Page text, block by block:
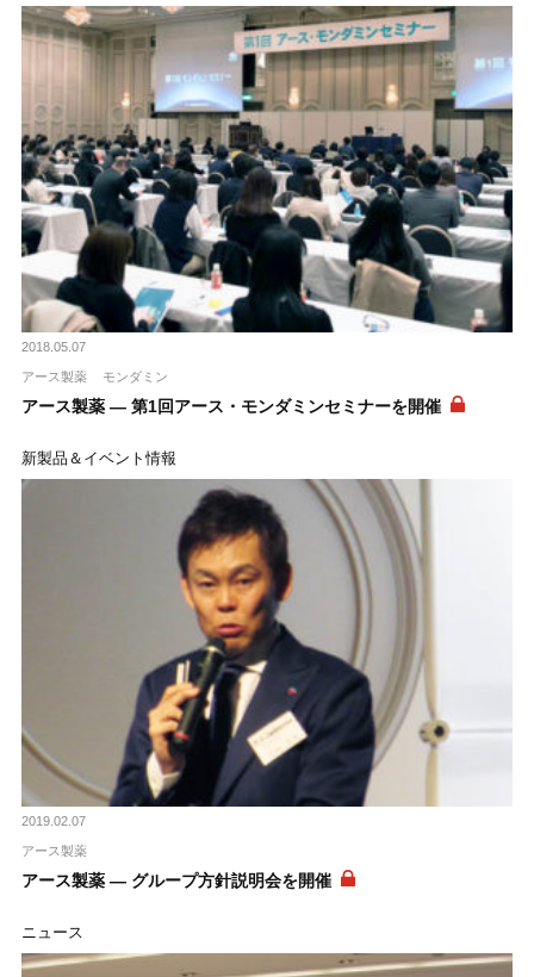
2018.05.07
アース製薬 モンダミン
アース製薬 ― 第1回アース・モンダミンセミナーを開催
新製品＆イベント情報
2019.02.07
アース製薬
アース製薬 ― グループ方針説明会を開催
ニュース